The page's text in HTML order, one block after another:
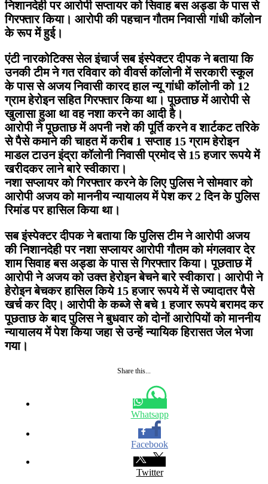
निशानदेही पर आरोपी सप्तायर को सिवाह बस अड्डा के पास से
गिरफ्तार किया। आरोपी की पहचान गौतम निवासी गांधी कॉलोन
के रूप में हुई।
एंटी नारकोटिक्स सेल इंचार्ज सब इंस्पेक्टर दीपक ने बताया कि
उनकी टीम ने गत रविवार को वीवर्स कॉलोनी में सरकारी स्कूल
के पास से अजय निवासी कारद हाल न्यू गांधी कॉलोनी को 12
ग्राम हेरोइन सहित गिरफ्तार किया था। पूछताछ में आरोपी से
खुलासा हुआ था वह नशा करने का आदी है।
आरोपी ने पूछताछ में अपनी नशे की पूर्ति करने व शार्टकट तरिके
से पैसे कमाने की चाहत में करीब 1 सप्ताह 15 ग्राम हेरोइन
माडल टाउन इंद्रा कॉलोनी निवासी प्रमोद से 15 हजार रूपये में
खरीदकर लाने बारे स्वीकारा।
नशा सप्लायर को गिरफ्तार करने के लिए पुलिस ने सोमवार को
आरोपी अजय को माननीय न्यायालय में पेश कर 2 दिन के पुलिस
रिमांड पर हासिल किया था।
सब इंस्पेक्टर दीपक ने बताया कि पुलिस टीम ने आरोपी अजय
की निशानदेही पर नशा सप्लायर आरोपी गौतम को मंगलवार देर
शाम सिवाह बस अड्डा के पास से गिरफ्तार किया। पूछताछ में
आरोपी ने अजय को उक्त हेरोइन बेचने बारे स्वीकारा। आरोपी ने
हेरोइन बेचकर हासिल किये 15 हजार रूपये में से ज्यादातर पैसे
खर्च कर दिए। आरोपी के कब्जे से बचे 1 हजार रूपये बरामद कर
पूछताछ के बाद पुलिस ने बुधवार को दोनों आरोपियों को माननीय
न्यायालय में पेश किया जहा से उन्हें न्यायिक हिरासत जेल भेजा
गया।
Share this...
Whatsapp
Facebook
Twitter